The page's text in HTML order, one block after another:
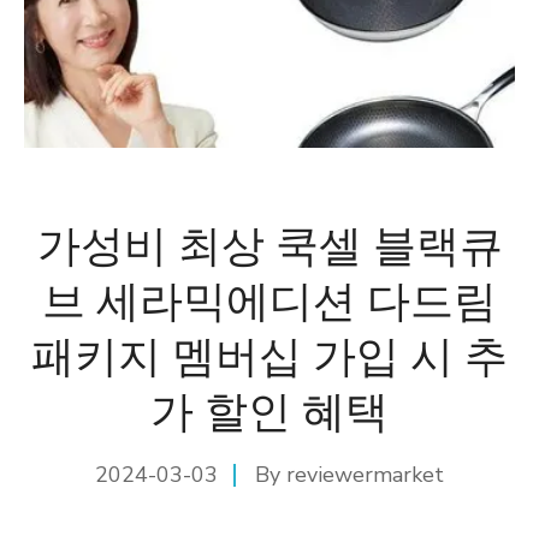
가성비 최상 쿡셀 블랙큐
브 세라믹에디션 다드림
패키지 멤버십 가입 시 추
가 할인 혜택
2024-03-03 By reviewermarket